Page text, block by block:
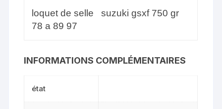
loquet de selle suzuki gsxf 750 gr
78 a 89 97
INFORMATIONS COMPLÉMENTAIRES
état